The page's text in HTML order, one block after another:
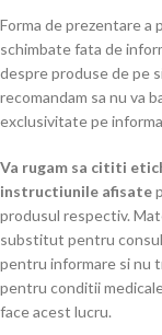
Forma de prezentare a
schimbate fata de
despre produse de pe
recomandam sa nu va
exclusivitate pe
Va rugam sa cititi
instructiunile afisate
produsul respectiv.
substitut pentru
pentru informare si nu
pentru conditii
face acest lucru.